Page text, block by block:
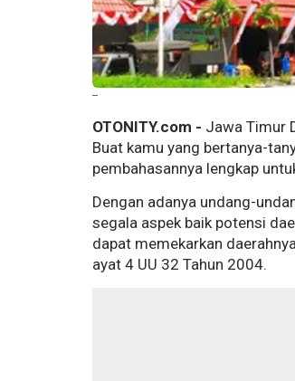
--
OTONITY.com - Jawa Timur
Buat kamu yang bertanya-
pembahasannya lengkap
Dengan adanya undang-
segala aspek baik potensi
dapat memekarkan
ayat 4 UU 32 Tahun 2004.